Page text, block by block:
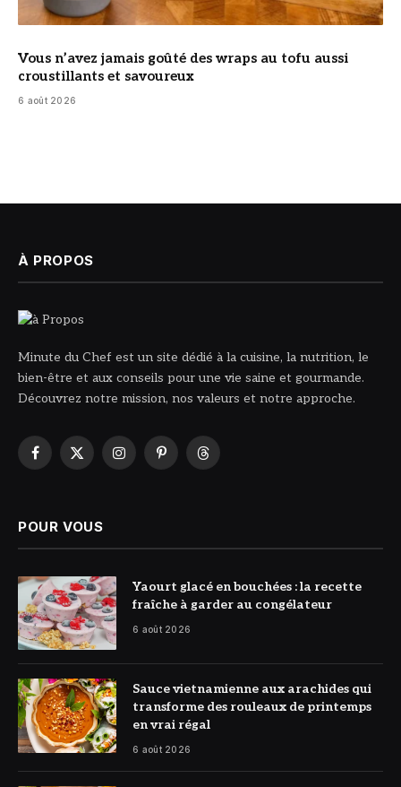
Vous n’avez jamais goûté des wraps au tofu aussi
croustillants et savoureux
6 août 2026
À PROPOS
Minute du Chef est un site dédié à la cuisine, la nutrition, le
bien-être et aux conseils pour une vie saine et gourmande.
Découvrez notre mission, nos valeurs et notre approche.
Facebook
X
InstagramPinterestThreads
POUR VOUS
© DR
Yaourt glacé en bouchées : la recette
fraîche à garder au congélateur
6 août 2026
© DR
Sauce vietnamienne aux arachides qui
transforme des rouleaux de printemps
en vrai régal
6 août 2026